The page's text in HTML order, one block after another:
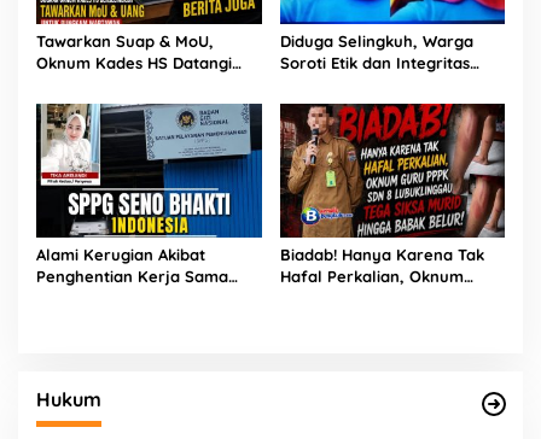
Tawarkan Suap & MoU,
Oknum Kades HS Datangi
Hapus Berita
Diduga Selingkuh, Warga
Soroti Etik dan Integritas
Kepahiang
Alami Kerugian Akibat
Penghentian Kerja Sama
Biadab! Hanya Karena Tak
Hafal Perkalian, Oknum
Hukum